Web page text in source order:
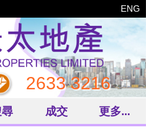
ENG
2633 3216
成交 更多...